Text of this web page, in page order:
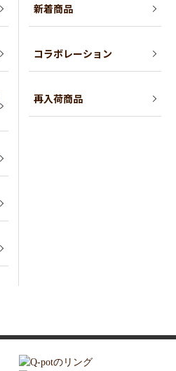
新着商品
コラボレーション
再入荷商品